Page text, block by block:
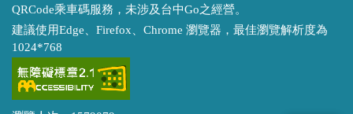
QRCode乘車碼服務，未涉及台中Go之經營。
建議使用Edge、Firefox、Chrome 瀏覽器，最佳瀏覽解析度為
1024*768